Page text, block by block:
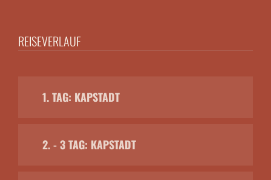
REISEVERLAUF
1. TAG: KAPSTADT
2. - 3 TAG: KAPSTADT